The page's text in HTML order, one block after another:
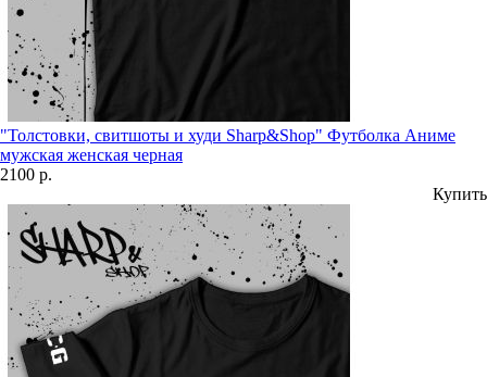
"Толстовки, свитшоты и худи Sharp&Shop" Футболка Аниме
мужская женская черная
2100 р.
Купить